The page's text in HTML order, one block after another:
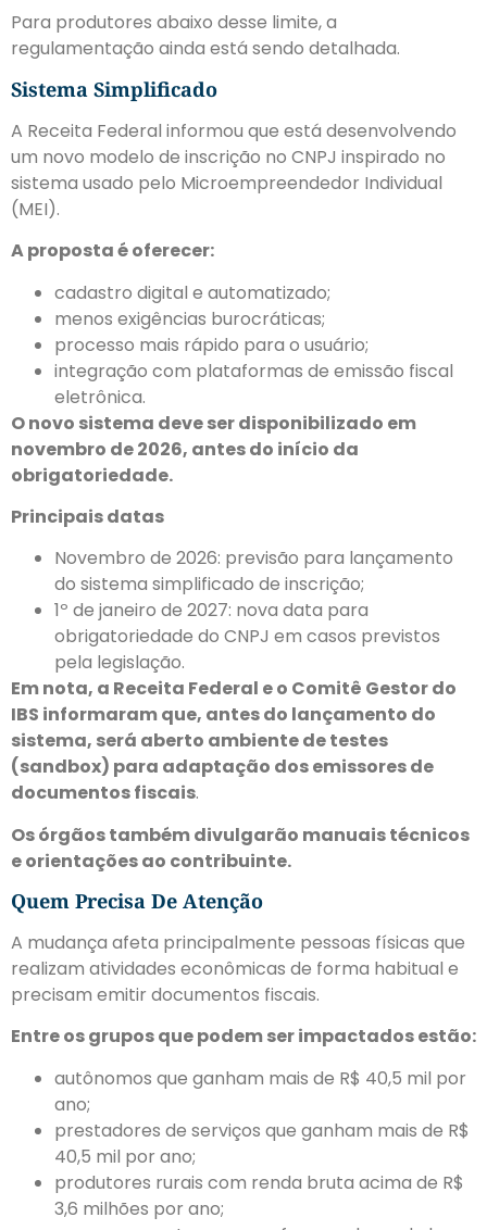
Para produtores abaixo desse limite, a
regulamentação ainda está sendo detalhada.
Sistema Simplificado
A Receita Federal informou que está desenvolvendo
um novo modelo de inscrição no CNPJ inspirado no
sistema usado pelo Microempreendedor Individual
(MEI).
A proposta é oferecer:
cadastro digital e automatizado;
menos exigências burocráticas;
processo mais rápido para o usuário;
integração com plataformas de emissão fiscal
eletrônica.
O novo sistema deve ser disponibilizado em
novembro de 2026, antes do início da
obrigatoriedade.
Principais datas
Novembro de 2026: previsão para lançamento
do sistema simplificado de inscrição;
1º de janeiro de 2027: nova data para
obrigatoriedade do CNPJ em casos previstos
pela legislação.
Em nota, a Receita Federal e o Comitê Gestor do
IBS informaram que, antes do lançamento do
sistema, será aberto ambiente de testes
(sandbox) para adaptação dos emissores de
documentos fiscais.
Os órgãos também divulgarão manuais técnicos
e orientações ao contribuinte.
Quem Precisa De Atenção
A mudança afeta principalmente pessoas físicas que
realizam atividades econômicas de forma habitual e
precisam emitir documentos fiscais.
Entre os grupos que podem ser impactados estão:
autônomos que ganham mais de R$ 40,5 mil por
ano;
prestadores de serviços que ganham mais de R$
40,5 mil por ano;
produtores rurais com renda bruta acima de R$
3,6 milhões por ano;